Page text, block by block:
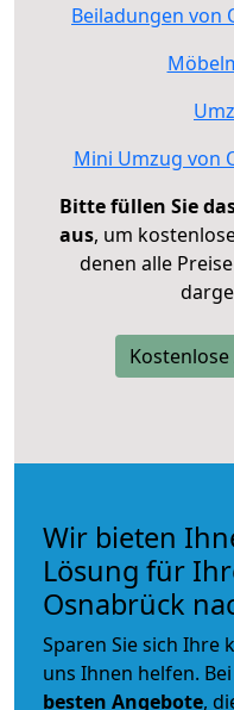
Beiladungen von
Mini Umzug von
Bitte füllen Sie
aus, um
denen alle
Wir bieten
Lösung für
Osnabrück
Sparen Sie sich Ihre
uns Ihnen helfen.
besten Angebote,